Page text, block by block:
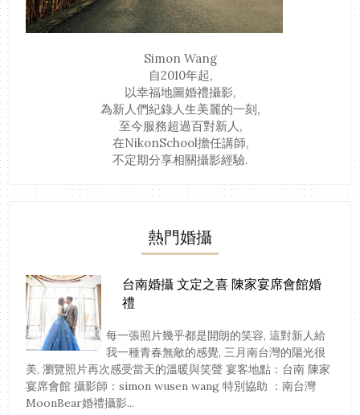
Simon Wang
自2010年起,
以幸福地圖婚禮攝影,
為新人們紀錄人生美麗的一刻,
至今服務超過百對新人,
在NikonSchool擔任講師,
不定期分享相關攝影經驗.
熱門婚攝
台南婚攝 文定之喜 陳家宴席會館婚
禮
每一張照片幾乎都是開朗的笑容, 這對新人給
我一種青春無敵的感覺, 三月南台灣的陽光很
美, 瀏覽照片再次感受當天的溫暖與笑聲 宴客地點：台南 陳家
宴席會館 攝影師：simon wusen wang 特別協助 ：南台灣
MoonBear婚禮攝影...